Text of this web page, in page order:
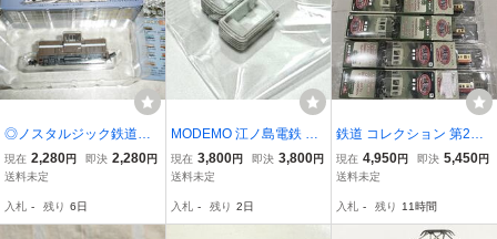
◎ノスタルジック鉄道コ
レクション第4弾 富井電
鉄 凸型ディーゼル機関車
現在 2,280円 即決 2,280円
送料未定
入札 - 残り 6日
MODEMO 江ノ島電鉄 幌
（蛇腹表現つき）部品 2
個セット モデモ ハセガ
にも
現在 3,800円 即決 3,800円
送料未定
入札 - 残り 2日
鉄道 コレクション 第2弾
7両 鉄コレ 高松 琴平 電鉄
琴電 62 73 81 日立 熊本
現在 4,950円 即決 5,450円
送料未定
入札 - 残り 11時間